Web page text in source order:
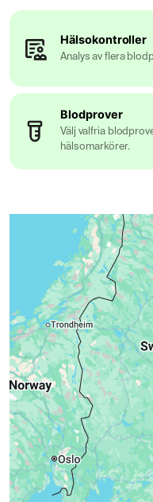
Hälsokontroller
Analys av flera
Blodprover
Välj valfria
hälsomarkörer.